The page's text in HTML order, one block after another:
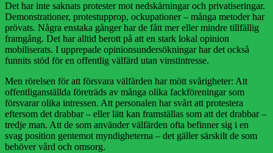
Det har inte saknats protester mot nedskärningar och privatiseringar.
Demonstrationer, protestupprop, ockupationer – många metoder har
prövats. Några enstaka gånger har de fått mer eller mindre tillfällig
framgång. Det har alltid berott på att en stark lokal opinion
mobiliserats. I upprepade opinionsundersökningar har det också
funnits stöd för en offentlig välfärd utan vinstintresse.
Men rörelsen för att försvara välfärden har mött svårigheter: Att
offentliganställda företräds av många olika fackföreningar som
försvarar olika intressen. Att personalen har svårt att protestera
eftersom det drabbar – eller lätt kan framställas som att det drabbar –
tredje man. Att de som använder välfärden ofta befinner sig i en
svag position gentemot myndigheterna – det gäller särskilt de som
behöver vård och omsorg.